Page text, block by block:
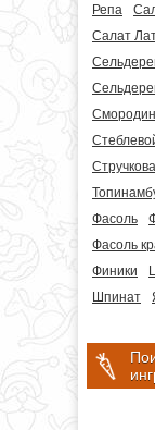
Репа
Салат
Фасоль
Фасоль
Финики
Шпинат